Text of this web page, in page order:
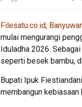
Filesatu.co.id,
mulai mengurangi
Iduladha 2026.
seperti besek bambu,
Bupati Ipuk
membangun